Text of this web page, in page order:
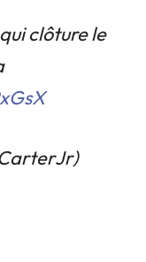
clôture le